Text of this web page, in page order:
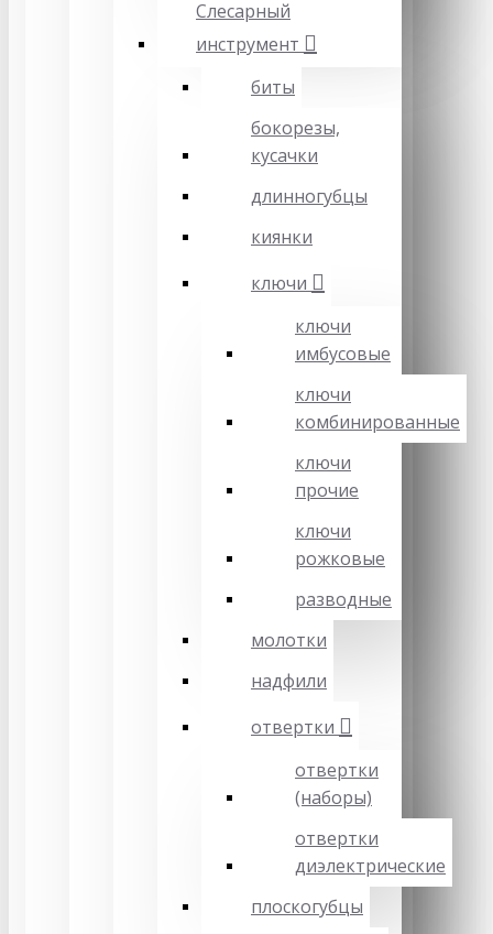
Слесарный
инструмент
биты
бокорезы,
кусачки
длинногубцы
киянки
ключи
ключи
имбусовые
ключи
комбинированные
ключи
прочие
ключи
рожковые
разводные
молотки
надфили
отвертки
отвертки
(наборы)
отвертки
диэлектрические
плоскогубцы